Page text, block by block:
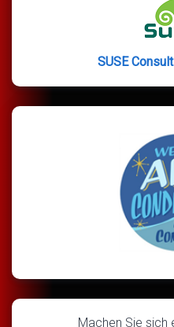
SUSE
Machen Sie sich